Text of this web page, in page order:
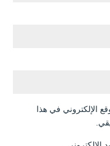
الإلكتروني في هذا